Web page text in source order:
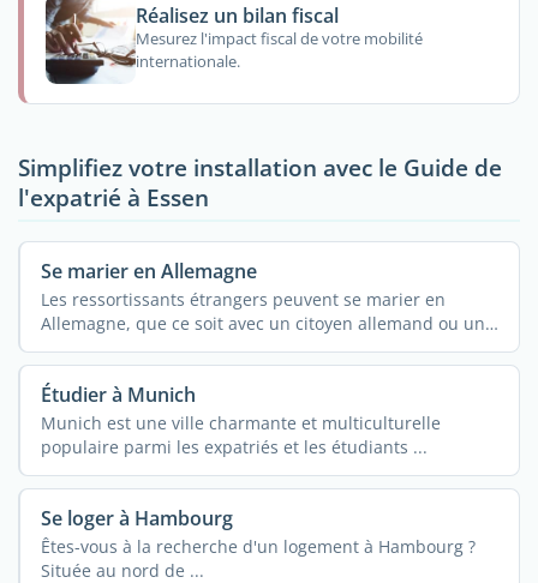
Réalisez un bilan fiscal
Mesurez l'impact fiscal de votre mobilité
internationale.
Simplifiez votre installation avec le Guide de
l'expatrié à Essen
Se marier en Allemagne
Les ressortissants étrangers peuvent se marier en
Allemagne, que ce soit avec un citoyen allemand ou un
...
Étudier à Munich
Munich est une ville charmante et multiculturelle
populaire parmi les expatriés et les étudiants ...
Se loger à Hambourg
Êtes-vous à la recherche d'un logement à Hambourg ?
Située au nord de ...